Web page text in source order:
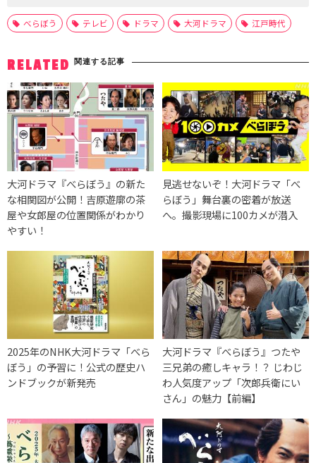
べらぼう テレビ ドラマ 大河ドラマ 江戸時代
RELATED 関連する記事
大河ドラマ『べらぼう』の新た
な相関図が公開！吉原遊廓の茶
屋や女郎屋の位置関係がわかり
やすい！
見逃せないぞ！大河ドラマ「べ
らぼう」舞台裏の密着が放送
へ。撮影現場に100カメが潜入
2025年のNHK大河ドラマ「べら
ぼう」の予習に！公式の歴史ハ
ンドブックが新発売
大河ドラマ『べらぼう』つたや
三兄弟の癒しキャラ！？ じわじ
わ人気度アップ「次郎兵衛にい
さん」の魅力【前編】